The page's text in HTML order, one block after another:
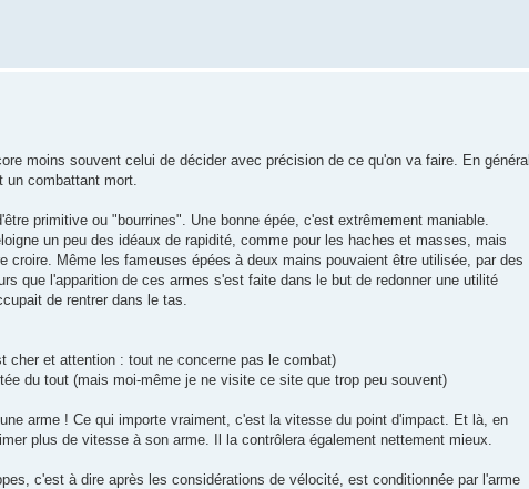
moins souvent celui de décider avec précision de ce qu'on va faire. En général,
combattant mort.
primitive ou "bourrines". Une bonne épée, c'est extrêmement maniable.
un peu des idéaux de rapidité, comme pour les haches et masses, mais
Même les fameuses épées à deux mains pouvaient être utilisée, par des
que l'apparition de ces armes s'est faite dans le but de redonner une utilité
de rentrer dans le tas.
cher et attention : tout ne concerne pas le combat)
du tout (mais moi-même je ne visite ce site que trop peu souvent)
arme ! Ce qui importe vraiment, c'est la vitesse du point d'impact. Et là, en
plus de vitesse à son arme. Il la contrôlera également nettement mieux.
c'est à dire après les considérations de vélocité, est conditionnée par l'arme